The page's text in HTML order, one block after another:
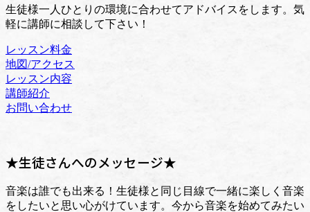
生徒様一人ひとりの環境に合わせてアドバイスをします。気
軽に講師に相談して下さい！
レッスン料金
地図/アクセス
レッスン内容
講師紹介
お問い合わせ
★生徒さんへのメッセージ★
音楽は誰でも出来る！生徒様と同じ目線で一緒に楽しく音楽
をしたいと思い心がけています。今から音楽を始めてみたい